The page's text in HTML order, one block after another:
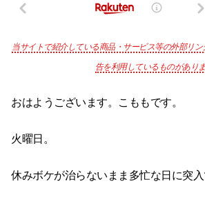
当サイトで紹介している商品・サービス等の外部リ
告を利用しているものがあり
おはようございます。こももです。
火曜日。
休みボケが治らないまま多忙な日に突